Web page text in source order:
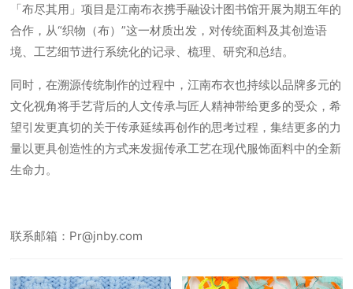
「布尽其用」项目是江南布衣携手融设计图书馆开展为期五年的
合作，从“织物（布）”这一材质出发，对传统面料及其创造语
境、工艺细节进行系统化的记录、梳理、研究和总结。
同时，在溯源传统制作的过程中，江南布衣也持续以品牌多元的
文化视角将手艺背后的人文传承与匠人精神带给更多的受众，希
望引发更真切的关于传承延续再创作的思考过程，集结更多的力
量以更具创造性的方式来发掘传承工艺在现代服饰面料中的全新
生命力。
联系邮箱：Pr@jnby.com